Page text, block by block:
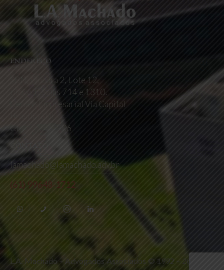
ENDEREÇO
SBN, Quadra 2, Lote 12,
Bloco F, Salas 714 e 1310.
Centro Empresarial Via Capital
CEP 70040-906
lamachado@lamachado.adv.br
(61) 99648-1712
L.A. Machado – Advogados Associados © 1992 – 2026.